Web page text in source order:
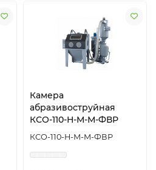
Камера
абразивоструйная
КСО-110-Н-М-М-ФВР
КСО-110-Н-М-М-ФВР